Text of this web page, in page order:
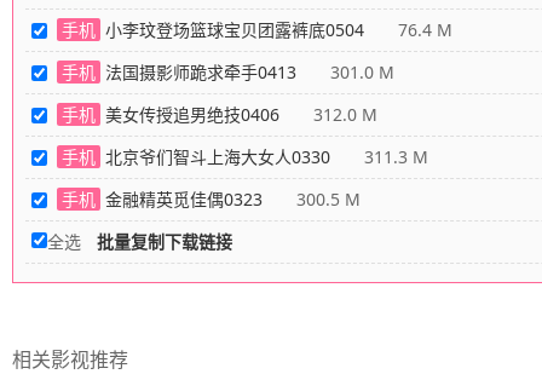
手机 小李玟登场篮球宝贝团露裤底0504 76.4 M
手机 法国摄影师跪求牵手0413 301.0 M
手机 美女传授追男绝技0406 312.0 M
手机 北京爷们智斗上海大女人0330 311.3 M
手机 金融精英觅佳偶0323 300.5 M
全选
批量复制下载链接
相关影视推荐